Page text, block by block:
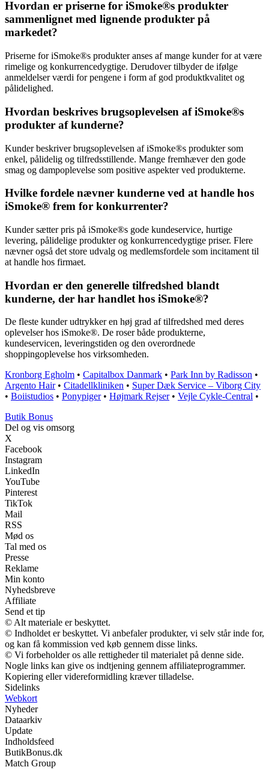
Hvordan er priserne for iSmoke®s produkter
sammenlignet med lignende produkter på
markedet?
Priserne for iSmoke®s produkter anses af mange kunder for at være
rimelige og konkurrencedygtige. Derudover tilbyder de ifølge
anmeldelser værdi for pengene i form af god produktkvalitet og
pålidelighed.
Hvordan beskrives brugsoplevelsen af iSmoke®s
produkter af kunderne?
Kunder beskriver brugsoplevelsen af iSmoke®s produkter som
enkel, pålidelig og tilfredsstillende. Mange fremhæver den gode
smag og dampoplevelse som positive aspekter ved produkterne.
Hvilke fordele nævner kunderne ved at handle hos
iSmoke® frem for konkurrenter?
Kunder sætter pris på iSmoke®s gode kundeservice, hurtige
levering, pålidelige produkter og konkurrencedygtige priser. Flere
nævner også det store udvalg og medlemsfordele som incitament til
at handle hos firmaet.
Hvordan er den generelle tilfredshed blandt
kunderne, der har handlet hos iSmoke®?
De fleste kunder udtrykker en høj grad af tilfredshed med deres
oplevelser hos iSmoke®. De roser både produkterne,
kundeservicen, leveringstiden og den overordnede
shoppingoplevelse hos virksomheden.
Kronborg Egholm • Capitalbox Danmark • Park Inn by Radisson •
Argento Hair• Citadellkliniken • Super Dæk Service – Viborg City
• Boiistudios • Ponypiger• Højmark Rejser• Vejle Cykle-Central •
Butik Bonus
Del og vis omsorg
X
Facebook
Instagram
LinkedIn
YouTube
Pinterest
TikTok
Mail
RSS
Mød os
Tal med os
Presse
Reklame
Min konto
Nyhedsbreve
Affiliate
Send et tip
© Alt materiale er beskyttet.
© Indholdet er beskyttet. Vi anbefaler produkter, vi selv står inde for,
og kan få kommission ved køb gennem disse links.
© Vi forbeholder os alle rettigheder til materialet på denne side.
Nogle links kan give os indtjening gennem affiliateprogrammer.
Kopiering eller videreformidling kræver tilladelse.
Sidelinks
Webkort
Nyheder
Dataarkiv
Update
Indholdsfeed
ButikBonus.dk
Match Group